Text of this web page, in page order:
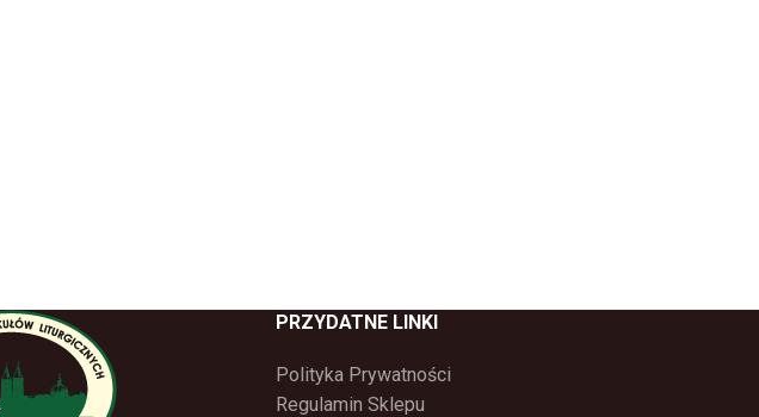
PRZYDATNE LINKI
Polityka Prywatności
Regulamin Sklepu